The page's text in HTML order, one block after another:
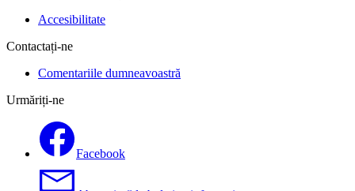
Accesibilitate
Contactați-ne
Comentariile dumneavoastră
Urmăriți-ne
Facebook